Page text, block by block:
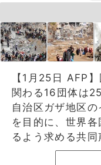
【1月25日 AFP
関わる16団体は
自治区ガザ地区
を目的に、世界
るよう求める共同